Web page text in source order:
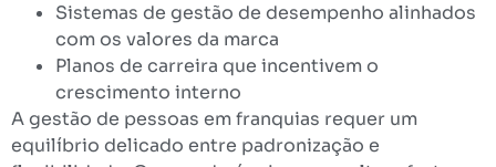
Sistemas de gestão de desempenho alinhados
com os valores da marca
Planos de carreira que incentivem o
crescimento interno
A gestão de pessoas em franquias requer um
equilíbrio delicado entre padronização e